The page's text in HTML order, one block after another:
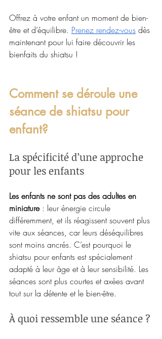
Offrez à votre enfant un moment de bien-
être et d’équilibre. Prenez rendez-vous dès
maintenant pour lui faire découvrir les
bienfaits du shiatsu !
Comment se déroule une
séance de shiatsu pour
enfant?
La spécificité d’une approche
pour les enfants
Les enfants ne sont pas des adultes en
miniature : leur énergie circule
différemment, et ils réagissent souvent plus
vite aux séances, car leurs déséquilibres
sont moins ancrés. C’est pourquoi le
shiatsu pour enfants est spécialement
adapté à leur âge et à leur sensibilité. Les
séances sont plus courtes et axées avant
tout sur la détente et le bien-être.
À quoi ressemble une séance ?